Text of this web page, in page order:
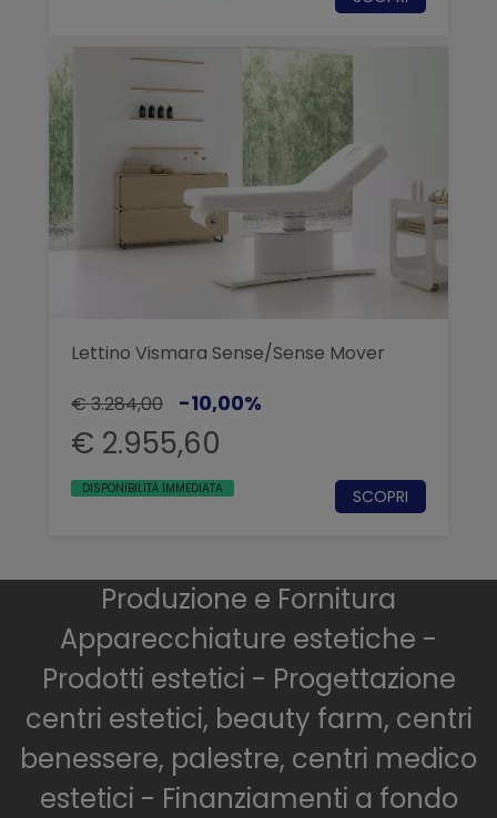
Lettino Vismara Sense/Sense Mover
€ 3.284,00
-10,00%
€ 2.955,60
DISPONIBILITÀ IMMEDIATA SCOPRI
Produzione e Fornitura
Apparecchiature estetiche -
Prodotti estetici - Progettazione
centri estetici, beauty farm, centri
benessere, palestre, centri medico
estetici - Finanziamenti a fondo